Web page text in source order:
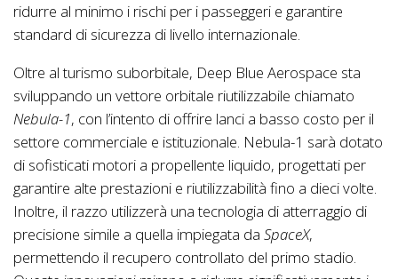
ridurre al minimo i rischi per i passeggeri e garantire
standard di sicurezza di livello internazionale.
Oltre al turismo suborbitale, Deep Blue Aerospace sta
sviluppando un vettore orbitale riutilizzabile chiamato
Nebula-1, con l’intento di offrire lanci a basso costo per il
settore commerciale e istituzionale. Nebula-1 sarà dotato
di sofisticati motori a propellente liquido, progettati per
garantire alte prestazioni e riutilizzabilità fino a dieci volte.
Inoltre, il razzo utilizzerà una tecnologia di atterraggio di
precisione simile a quella impiegata da SpaceX,
permettendo il recupero controllato del primo stadio.